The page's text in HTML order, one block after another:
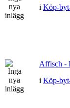
i Köp-
Affisch -
i Köp-